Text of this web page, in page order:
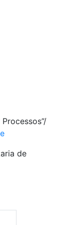
Processos”/
de